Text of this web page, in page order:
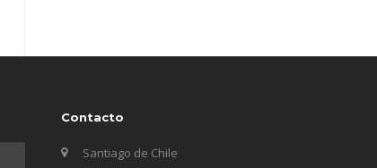
Contacto
Santiago de Chile